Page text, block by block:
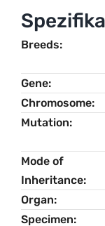
–
Breeds
Gene
Chromosome
Mutation
Mode of
Inheritance
Organ
Specimen